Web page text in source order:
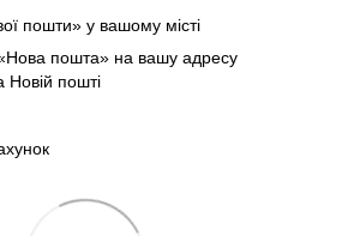
пошти» у вашому місті
пошта» на вашу адресу
Новій пошті